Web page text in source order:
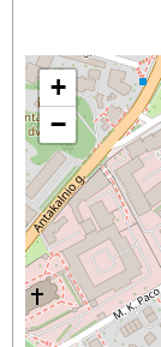
+
−